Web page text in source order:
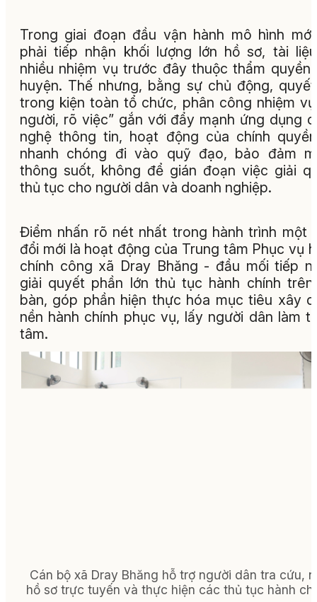
Trong giai đoạn đầu vận hành mô hình
phải tiếp nhận khối lượng lớn hồ sơ, tài
nhiều nhiệm vụ trước đây thuộc thẩm quyền
huyện. Thế nhưng, bằng sự chủ động,
trong kiện toàn tổ chức, phân công nhiệm
người, rõ việc” gắn với đẩy mạnh ứng dụng
nghệ thông tin, hoạt động của chính
nhanh chóng đi vào quỹ đạo, bảo đảm
thông suốt, không để gián đoạn việc giải
thủ tục cho người dân và doanh nghiệp.
Điểm nhấn rõ nét nhất trong hành trình một
đổi mới là hoạt động của Trung tâm Phục vụ
chính công xã Dray Bhăng - đầu mối tiếp
giải quyết phần lớn thủ tục hành chính
bàn, góp phần hiện thực hóa mục tiêu xây
nền hành chính phục vụ, lấy người dân làm
tâm.
Cán bộ xã Dray Bhăng hỗ trợ người dân tra cứu,
hồ sơ trực tuyến và thực hiện các thủ tục hành